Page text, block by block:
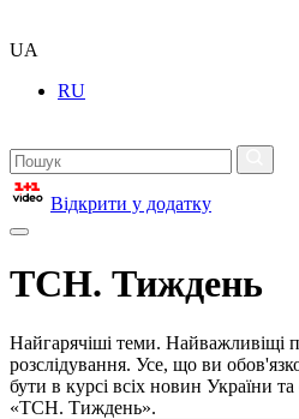
UA
RU
Відкрити у додатку
ТСН. Тиждень
Найгарячіші теми. Найважливіщі
розслідування. Усе, що ви
бути в курсі всіх новин України та
«ТСН. Тиждень».